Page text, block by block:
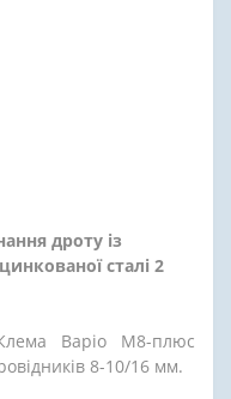
дроту із
сталі 2
Варіо М8-плюс
8-10/16 мм.